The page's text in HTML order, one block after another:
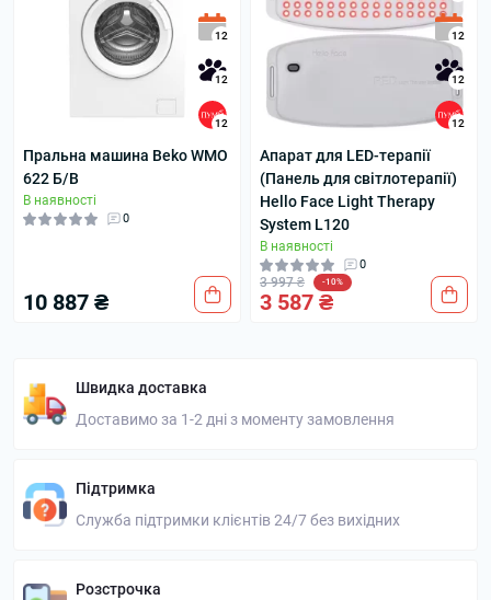
12
12
12
Пральна машина Beko WMO
622 Б/В
В наявності
0
10 887 ₴
12
12
12
Апарат для LED-терапії
(Панель для світлотерапії)
Hello Face Light Therapy
System L120
В наявності
0
3 997 ₴ -10%
3 587 ₴
Швидка доставка
Доставимо за 1-2 дні з моменту замовлення
Підтримка
Служба підтримки клієнтів 24/7 без вихідних
Розстрочка